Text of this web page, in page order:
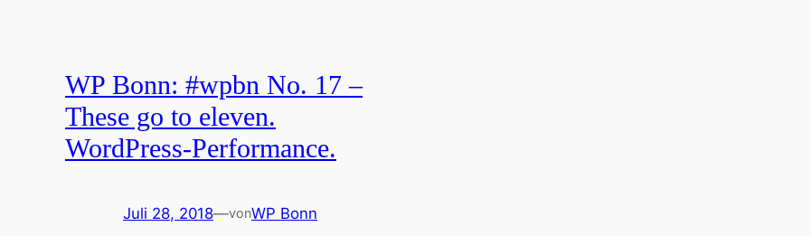
WP Bonn: #wpbn No. 17 –
These go to eleven.
WordPress-Performance.
Juli 28, 2018—vonWP Bonn